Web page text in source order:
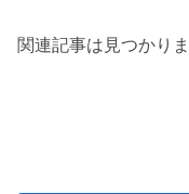
関連記事は見つかり